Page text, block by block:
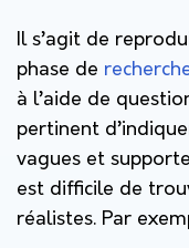
Il s’agit de
phase de
à l’aide de
pertinent
vagues et
est difficile de
réalistes. Par